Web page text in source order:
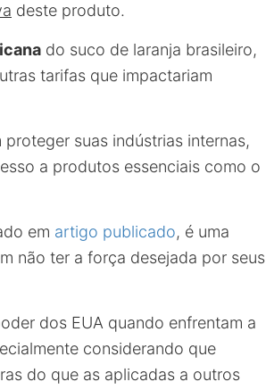
deste produto.
do suco de laranja brasileiro,
tarifas que impactariam
suas indústrias internas,
a produtos essenciais como o
em artigo publicado, é uma
não ter a força desejada por seus
dos EUA quando enfrentam a
considerando que
do que as aplicadas a outros